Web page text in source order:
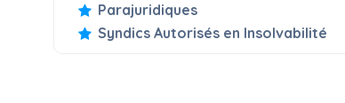
Parajuridiques
Syndics Autorisés en Insolvabilité